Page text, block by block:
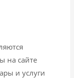
на сайте
и услуги